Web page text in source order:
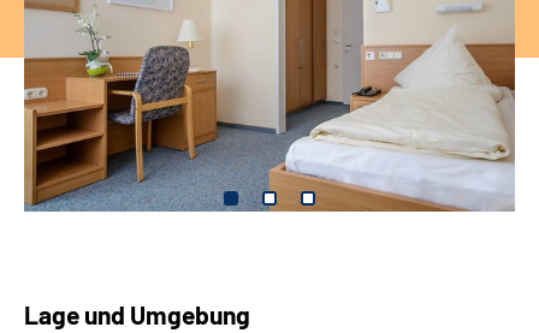
Lage und Umgebung